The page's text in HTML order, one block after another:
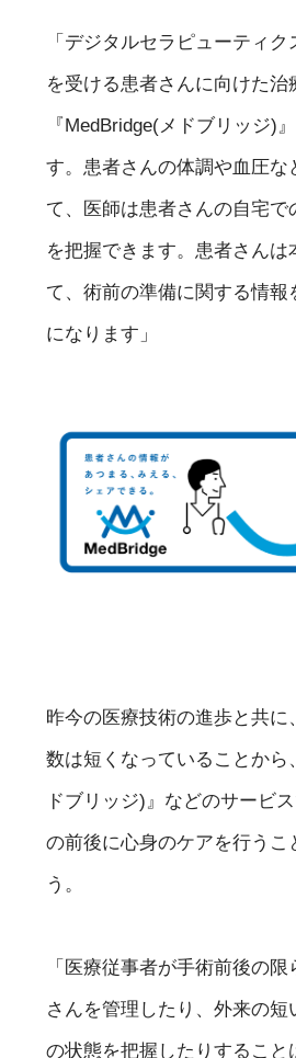
「デジタルセラピューティ
を受ける患者さんに向けた治
『MedBridge(メドブリッジ)
す。患者さんの体調や血圧な
て、医師は患者さんの自宅で
を把握できます。患者さんは
て、術前の準備に関する情報
になります」
昨今の医療技術の進歩と共に
数は短くなっていることから
ドブリッジ)』などのサービ
の前後に心身のケアを行うこ
う。
「医療従事者が手術前後の
さんを管理したり、外来の短
の状態を把握したりすること